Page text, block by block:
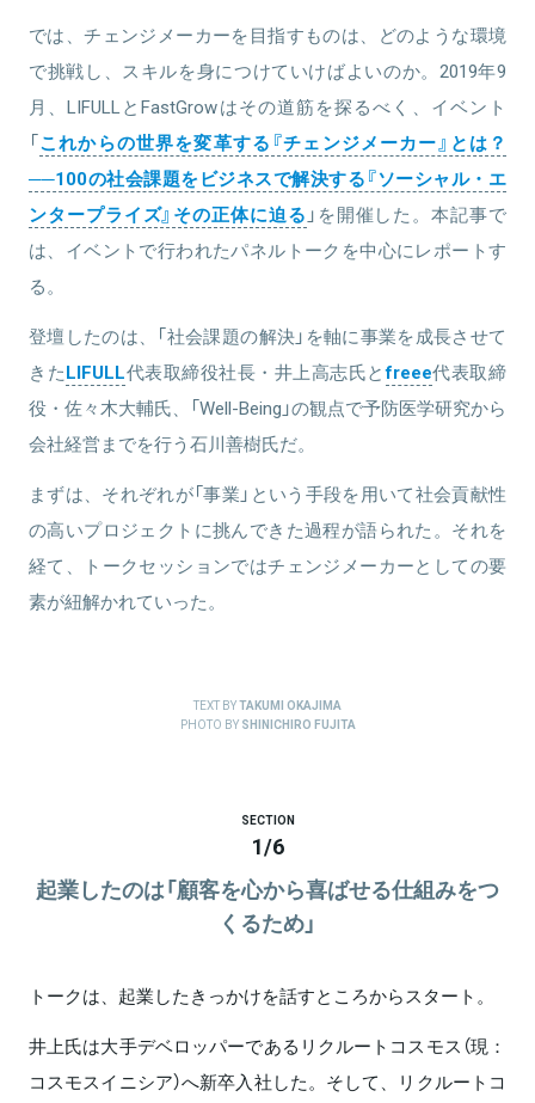
では、チェンジメーカーを目指すものは、どのような環境
で挑戦し、スキルを身につけていけばよいのか。2019年9
月、LIFULLとFastGrowはその道筋を探るべく、イベント
「これからの世界を変革する『チェンジメーカー』とは？
──100の社会課題をビジネスで解決する『ソーシャル・エ
ンタープライズ』その正体に迫る 」を開催した。本記事で
は、イベントで行われたパネルトークを中心にレポートす
る。
登壇したのは、「社会課題の解決」を軸に事業を成長させて
きたLIFULL代表取締役社長・井上高志氏とfreee代表取締
役・佐々木大輔氏、「Well-Being」の観点で予防医学研究から
会社経営までを行う石川善樹氏だ。
まずは、それぞれが「事業」という手段を用いて社会貢献性
の高いプロジェクトに挑んできた過程が語られた。それを
経て、トークセッションではチェンジメーカーとしての要
素が紐解かれていった。
TEXT BYTAKUMI OKAJIMA
PHOTO BY SHINICHIRO FUJITA
SECTION
1/6
起業したのは「顧客を心から喜ばせる仕組みをつ
くるため」
トークは、起業したきっかけを話すところからスタート。
井上氏は大手デベロッパーであるリクルートコスモス（現：
コスモスイニシア）へ新卒入社した。そして、リクルートコ